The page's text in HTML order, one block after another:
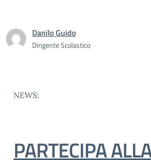
Danilo Guido
Dirigente Scolastico
NEWS:
PARTECIPA